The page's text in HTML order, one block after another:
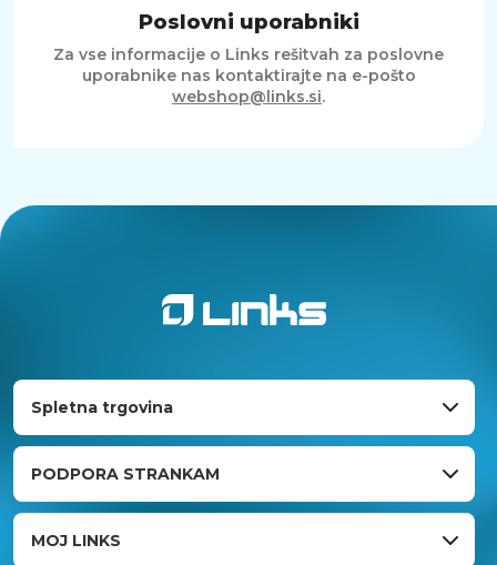
Poslovni uporabniki
Za vse informacije o Links rešitvah za poslovne
uporabnike nas kontaktirajte na e-pošto
webshop@links.si.
Spletna trgovina
PODPORA STRANKAM
MOJ LINKS